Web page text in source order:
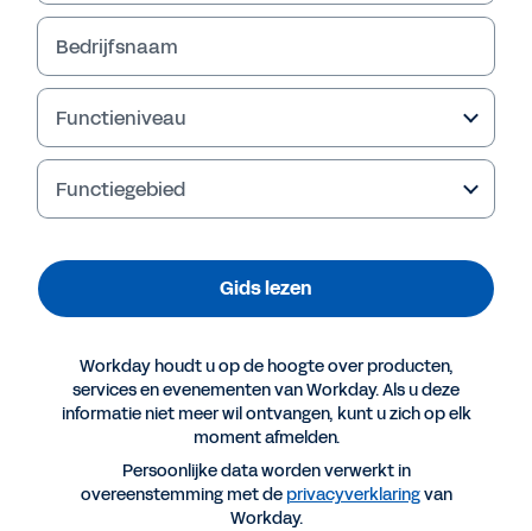
Gids lezen
Meer resources
Vijf redenen waarom CFO's overstappen op
Bedrijfsnaam
Functieniveau
Functiegebied
Gids lezen
Workday houdt u op de hoogte over producten,
services en evenementen van Workday. Als u deze
informatie niet meer wil ontvangen, kunt u zich op elk
moment afmelden.
Persoonlijke data worden verwerkt in
overeenstemming met de privacyverklaringvan
Workday.